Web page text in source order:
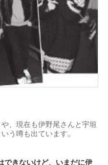
、現在も伊野尾さんと宇垣
う噂も出ています。
できないけど、いまだに伊